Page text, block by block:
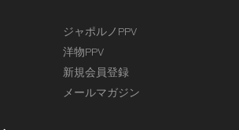
ジャポルノPPV
洋物PPV
新規会員登録
メールマガジン